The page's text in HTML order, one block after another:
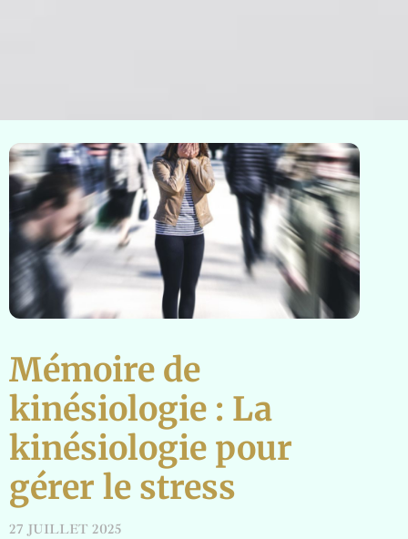
Mémoire de
kinésiologie : La
kinésiologie pour
gérer le stress
27 JUILLET 2025